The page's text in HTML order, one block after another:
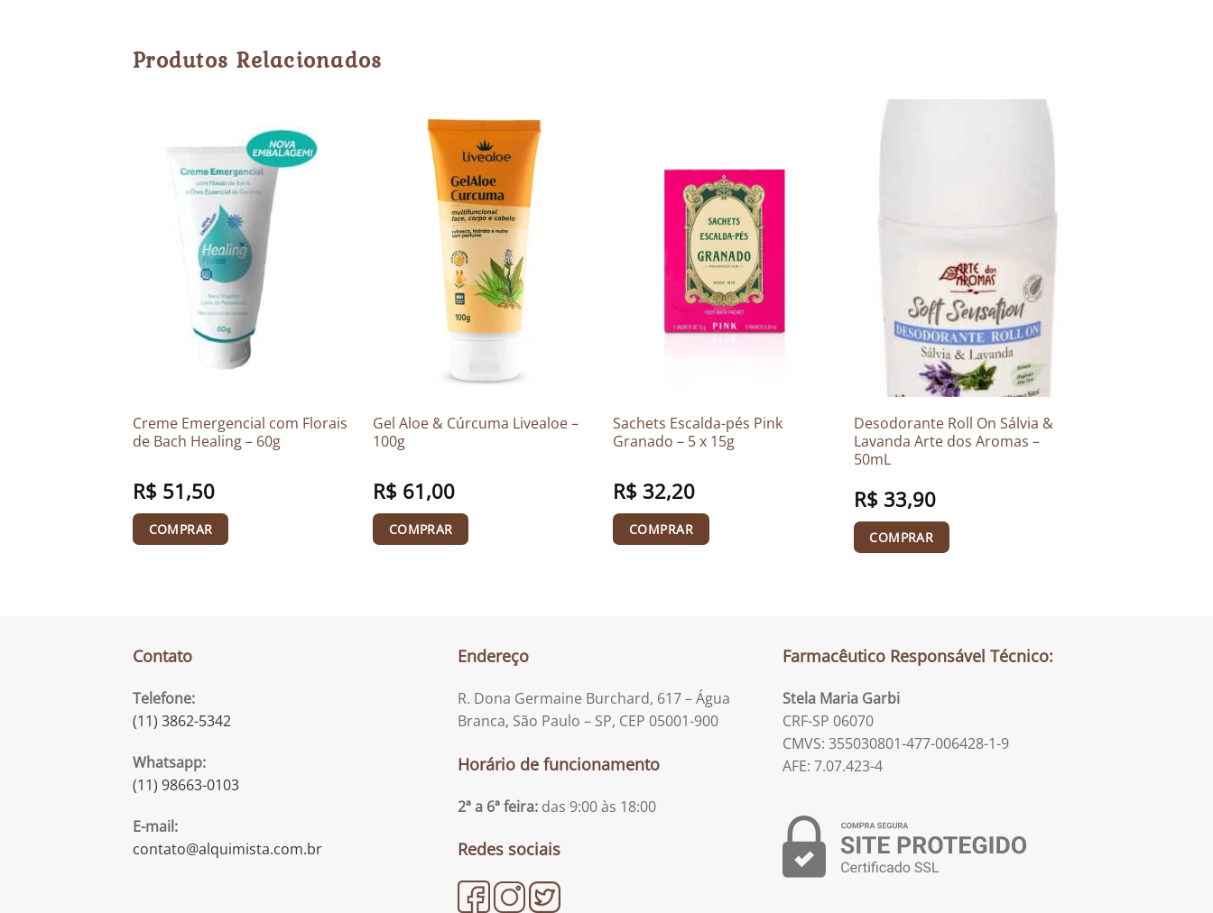
Produtos Relacionados
Creme Emergencial com Florais
de Bach Healing – 60g
R$51,50
COMPRAR
Gel Aloe & Cúrcuma Livealoe –
100g
R$ 61,00
COMPRAR
Sachets Escalda-pés Pink
Granado – 5 x 15g
R$ 32,20
COMPRAR
Desodorante Roll On Sálvia &
Lavanda Arte dos Aromas –
50mL
R$33,90
COMPRAR
Contato
Telefone:
(11) 3862-5342
Whatsapp:
(11) 98663-0103
E-mail:
contato@alquimista.com.br
Endereço
R. Dona Germaine Burchard, 617 – Água
Branca, São Paulo – SP, CEP 05001-900
Horário de funcionamento
2ª a 6ª feira: das 9:00 às 18:00
Redes sociais
Farmacêutico Responsável Técnico:
Stela Maria Garbi
CRF-SP 06070
CMVS: 355030801-477-006428-1-9
AFE: 7.07.423-4